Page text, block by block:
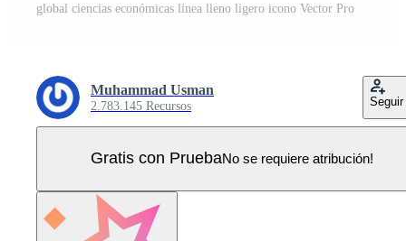
global ciencias económicas línea lleno ligero icono Vector Pro
Muhammad Usman
2.783.145 Recursos Seguir
Gratis con PruebaNo se requiere atribución!